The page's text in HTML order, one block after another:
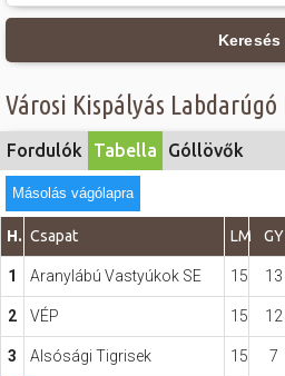
Gasztronómia
Sport
Szabadidő
Hasznos
Keresés
Fordulók Tabella Góllövők
Másolás vágólapra
H. Csapat LM GY
1 Aranylábú Vastyúkok SE 15 13
2 VÉP 15 12
3 Alsósági Tigrisek 15 7